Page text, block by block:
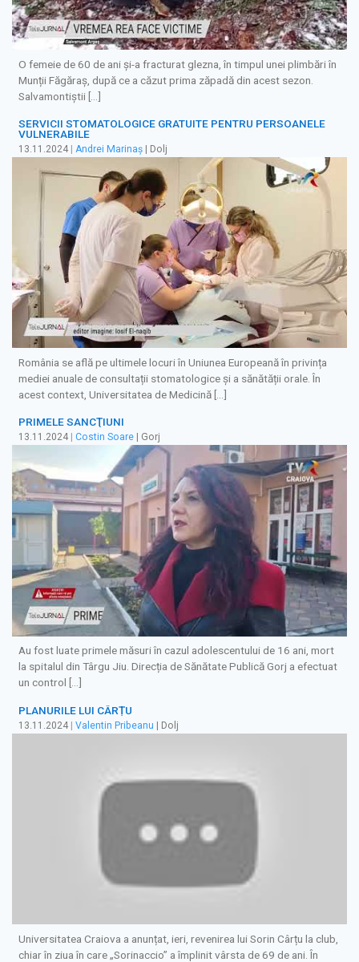
O femeie de 60 de ani şi-a fracturat glezna, în timpul unei plimbări în
Munții Făgăraș, după ce a căzut prima zăpadă din acest sezon.
Salvamontiştii […]
SERVICII STOMATOLOGICE GRATUITE PENTRU PERSOANELE
VULNERABILE
13.11.2024 Andrei Marinaș | Dolj
România se află pe ultimele locuri în Uniunea Europeană în privința
mediei anuale de consultații stomatologice și a sănătății orale. În
acest context, Universitatea de Medicină […]
PRIMELE SANCŢIUNI
13.11.2024 Costin Soare | Gorj
Au fost luate primele măsuri în cazul adolescentului de 16 ani, mort
la spitalul din Târgu Jiu. Direcția de Sănătate Publică Gorj a efectuat
un control […]
PLANURILE LUI CÂRȚU
13.11.2024 | Valentin Pribeanu | Dolj
Universitatea Craiova a anunțat, ieri, revenirea lui Sorin Cârțu la club,
chiar în ziua în care „Sorinaccio” a împlinit vârsta de 69 de ani. În